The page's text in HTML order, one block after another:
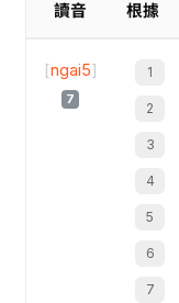
讀音 根據
[ngai5]
7